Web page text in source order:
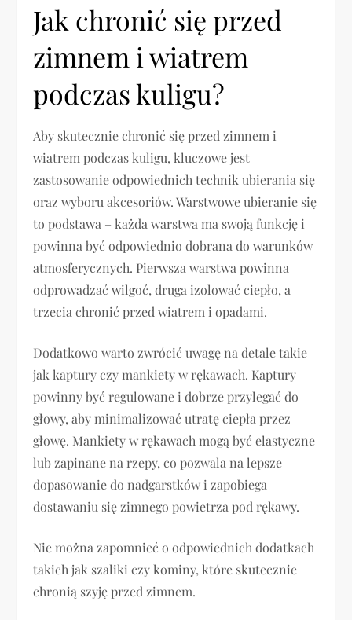
Jak chronić się przed
zimnem i wiatrem
podczas kuligu?
Aby skutecznie chronić się przed zimnem i
wiatrem podczas kuligu, kluczowe jest
zastosowanie odpowiednich technik ubierania się
oraz wyboru akcesoriów. Warstwowe ubieranie się
to podstawa – każda warstwa ma swoją funkcję i
powinna być odpowiednio dobrana do warunków
atmosferycznych. Pierwsza warstwa powinna
odprowadzać wilgoć, druga izolować ciepło, a
trzecia chronić przed wiatrem i opadami.
Dodatkowo warto zwrócić uwagę na detale takie
jak kaptury czy mankiety w rękawach. Kaptury
powinny być regulowane i dobrze przylegać do
głowy, aby minimalizować utratę ciepła przez
głowę. Mankiety w rękawach mogą być elastyczne
lub zapinane na rzepy, co pozwala na lepsze
dopasowanie do nadgarstków i zapobiega
dostawaniu się zimnego powietrza pod rękawy.
Nie można zapomnieć o odpowiednich dodatkach
takich jak szaliki czy kominy, które skutecznie
chronią szyję przed zimnem.